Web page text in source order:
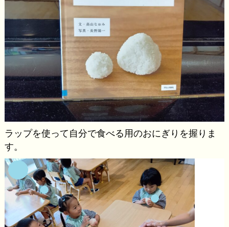
ラップを使って自分で食べる用のおにぎりを握りま
す。